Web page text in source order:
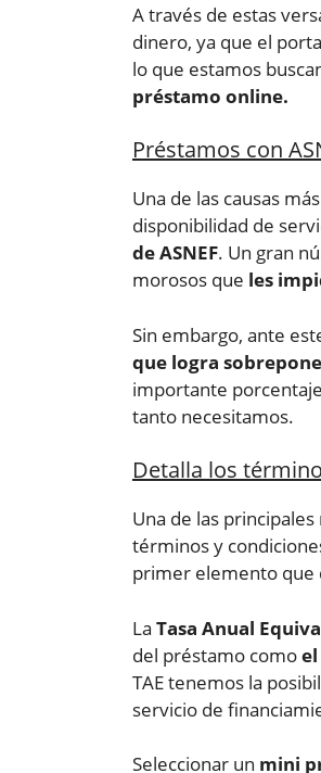
A través de estas
dinero, ya que el
lo que estamos
préstamo online.
Préstamos con
Una de las causas
disponibilidad de
de ASNEF. Un gran
morosos que les
Sin embargo, ante
que logra
importante
tanto necesitamos.
Detalla los
Una de las
términos y
primer elemento que
La Tasa Anual
del préstamo como
TAE tenemos la
servicio de
Seleccionar un mini